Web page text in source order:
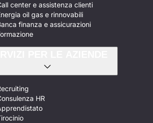
center e assistenza clienti
oil gas e rinnovabili
finanza e assicurazioni
HR